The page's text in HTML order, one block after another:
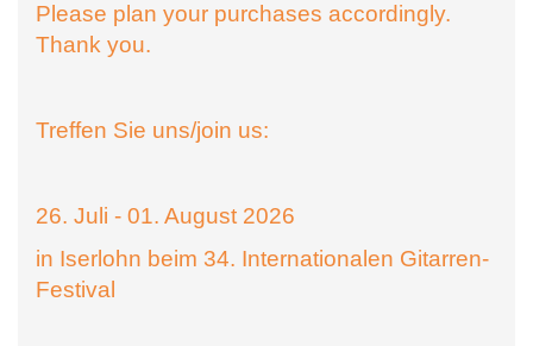
Please plan your purchases accordingly.
Thank you.
Treffen Sie uns/join us:
26. Juli - 01. August 2026
in Iserlohn beim 34. Internationalen Gitarren-
Festival